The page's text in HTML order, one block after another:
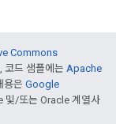
Commons
코드 샘플에는 Apache
용은 Google
및/또는 Oracle 계열사